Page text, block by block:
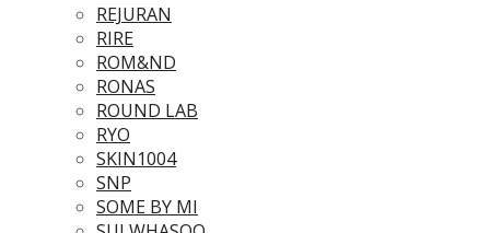
REJURAN
RIRE
ROM&ND
RONAS
ROUND LAB
RYO
SKIN1004
SNP
SOME BY MI